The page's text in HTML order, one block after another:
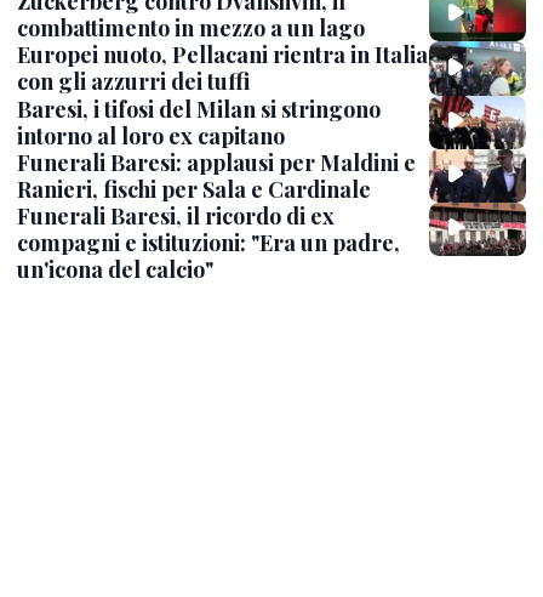
combattimento in mezzo a un lago
Europei nuoto, Pellacani rientra in Italia
con gli azzurri dei tuffi
Baresi, i tifosi del Milan si stringono
intorno al loro ex capitano
Funerali Baresi: applausi per Maldini e
Ranieri, fischi per Sala e Cardinale
Funerali Baresi, il ricordo di ex
compagni e istituzioni: "Era un padre,
un'icona del calcio"